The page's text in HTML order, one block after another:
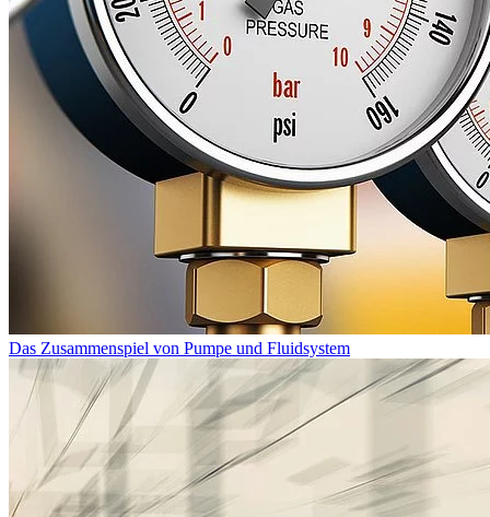
Das Zusammenspiel von Pumpe und Fluidsystem